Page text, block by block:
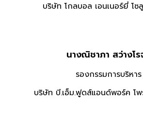
บริษัท โกลบอล เอนเนอร์ยี่ โซ
นางณิชาภา สว่างโ
รองกรรมการบริหาร
บริษัท บี.เอ็ม.ฟูดส์แอนด์พอร์ค โ